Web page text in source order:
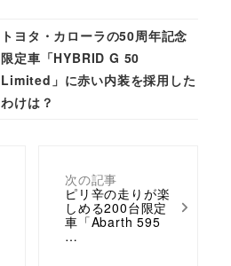
次の記事
ピリ辛の走りが楽
しめる200台限定
車「Abarth 595
…
トヨタ・カローラの50周年記念
限定車「HYBRID G 50
Limited」に赤い内装を採用した
わけは？